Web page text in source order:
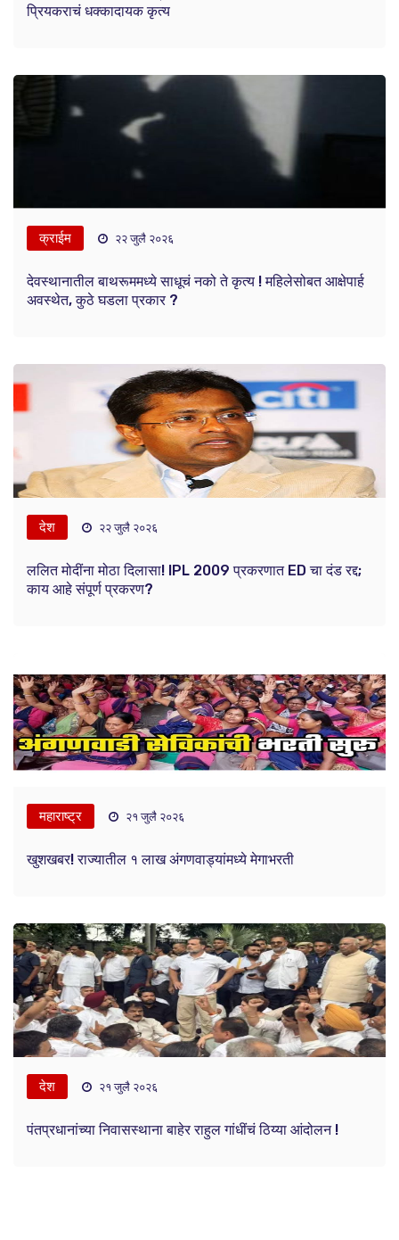
प्रियकराचं धक्कादायक कृत्य
क्राईम २२ जुलै २०२६
देवस्थानातील बाथरूममध्ये साधूचं नको ते कृत्य ! महिलेसोबत आक्षेपार्ह
अवस्थेत, कुठे घडला प्रकार ?
देश २२ जुलै २०२६
ललित मोदींना मोठा दिलासा! IPL 2009 प्रकरणात ED चा दंड रद्द;
काय आहे संपूर्ण प्रकरण?
महाराष्ट्र २१ जुलै २०२६
खुशखबर! राज्यातील १ लाख अंगणवाड्यांमध्ये मेगाभरती
देश २१ जुलै २०२६
पंतप्रधानांच्या निवासस्थाना बाहेर राहुल गांधींचं ठिय्या आंदोलन !